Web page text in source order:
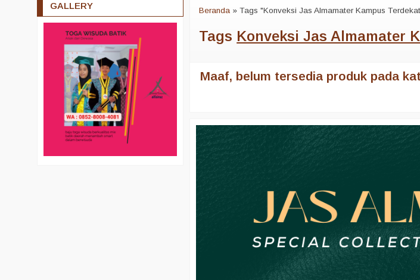
Beranda »Tags "Konveksi Jas Almamater Kampus
Tags Konveksi Jas Almamater
Maaf, belum tersedia produk pada
GALLERY